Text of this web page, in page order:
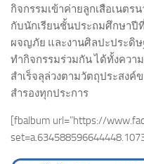
กิจกรรมเข้าค่ายลูกเสือเนตร
กับนักเรียนชั้นประถมศึกษาปี
ผจญภัย และงานศิลปะประดิษ
ทำกิจกรรมร่วมกัน ได้ทั้งควา
สำเร็จลุล่วงตามวัตถุประสงค์
สำรองทุกประการ
[fbalbum url=”https://